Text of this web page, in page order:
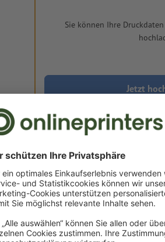
Sie können Ihre
Jetzt
Lieferung ca.:
Gewicht: ca.2,3 kg